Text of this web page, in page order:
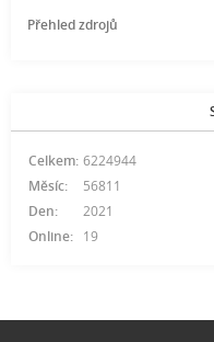
Přehled zdrojů
Online: 19
Celkem: 6224944
Měsíc:
56811
Den:
2021